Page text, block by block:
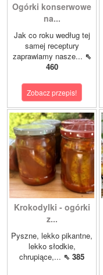
Ogórki konserwowe
na...
Jak co roku według tej
samej receptury
zaprawiamy nasze... ⇖
460
Zobacz przepis!
Krokodylki - ogórki
z...
Pyszne, lekko pikantne,
lekko słodkie,
chrupiące,... ⇖ 385